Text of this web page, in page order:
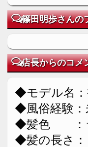
篠田明歩さんの
店長からのコメ
◆モデル名：
◆風俗経験：
◆髪色 ：
◆髪の長さ